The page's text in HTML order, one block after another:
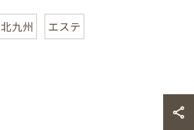
北九州 エステ